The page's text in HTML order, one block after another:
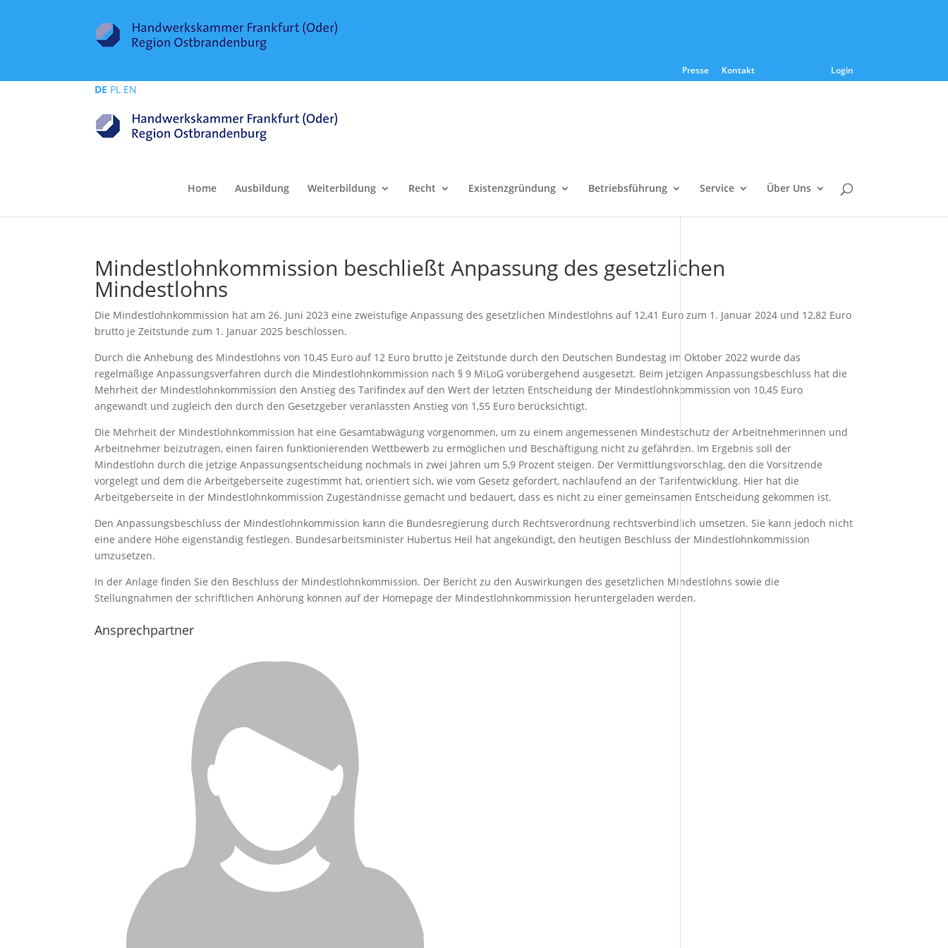
Presse Kontakt Login
DE PL EN
Home Ausbildung Weiterbildung Recht Existenzgründung Betriebsführung Service Über Uns
Mindestlohnkommission beschließt Anpassung des gesetzlichen
Mindestlohns
Die Mindestlohnkommission hat am 26. Juni 2023 eine zweistufige Anpassung des gesetzlichen Mindestlohns auf 12,41 Euro zum 1. Januar 2024 und 12,82 Euro
brutto je Zeitstunde zum 1. Januar 2025 beschlossen.
Durch die Anhebung des Mindestlohns von 10,45 Euro auf 12 Euro brutto je Zeitstunde durch den Deutschen Bundestag im Oktober 2022 wurde das
regelmäßige Anpassungsverfahren durch die Mindestlohnkommission nach § 9 MiLoG vorübergehend ausgesetzt. Beim jetzigen Anpassungsbeschluss hat die
Mehrheit der Mindestlohnkommission den Anstieg des Tarifindex auf den Wert der letzten Entscheidung der Mindestlohnkommission von 10,45 Euro
angewandt und zugleich den durch den Gesetzgeber veranlassten Anstieg von 1,55 Euro berücksichtigt.
Die Mehrheit der Mindestlohnkommission hat eine Gesamtabwägung vorgenommen, um zu einem angemessenen Mindestschutz der Arbeitnehmerinnen und
Arbeitnehmer beizutragen, einen fairen funktionierenden Wettbewerb zu ermöglichen und Beschäftigung nicht zu gefährden. Im Ergebnis soll der
Mindestlohn durch die jetzige Anpassungsentscheidung nochmals in zwei Jahren um 5,9 Prozent steigen. Der Vermittlungsvorschlag, den die Vorsitzende
vorgelegt und dem die Arbeitgeberseite zugestimmt hat, orientiert sich, wie vom Gesetz gefordert, nachlaufend an der Tarifentwicklung. Hier hat die
Arbeitgeberseite in der Mindestlohnkommission Zugeständnisse gemacht und bedauert, dass es nicht zu einer gemeinsamen Entscheidung gekommen ist.
Den Anpassungsbeschluss der Mindestlohnkommission kann die Bundesregierung durch Rechtsverordnung rechtsverbindlich umsetzen. Sie kann jedoch nicht
eine andere Höhe eigenständig festlegen. Bundesarbeitsminister Hubertus Heil hat angekündigt, den heutigen Beschluss der Mindestlohnkommission
umzusetzen.
In der Anlage finden Sie den Beschluss der Mindestlohnkommission. Der Bericht zu den Auswirkungen des gesetzlichen Mindestlohns sowie die
Stellungnahmen der schriftlichen Anhörung können auf der Homepage der Mindestlohnkommission heruntergeladen werden.
Ansprechpartner